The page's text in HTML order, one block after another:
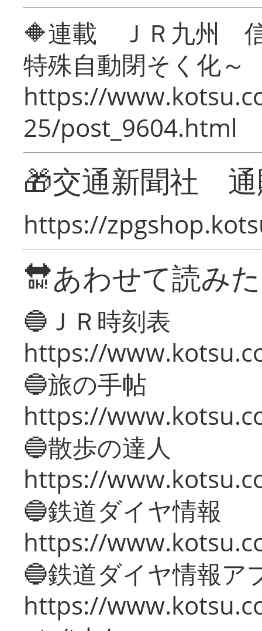
🔶連載 ＪＲ九州 信
特殊自動閉そく化～
https://
25/post_9604.html
🎁交通新聞社
https://
🔛あわせて読み
🔵ＪＲ時刻表
https://
🔵旅の手帖
https://
🔵散歩の達人
https://
🔵鉄道ダイヤ情報
https://
🔵鉄道ダイヤ情報ア
https://